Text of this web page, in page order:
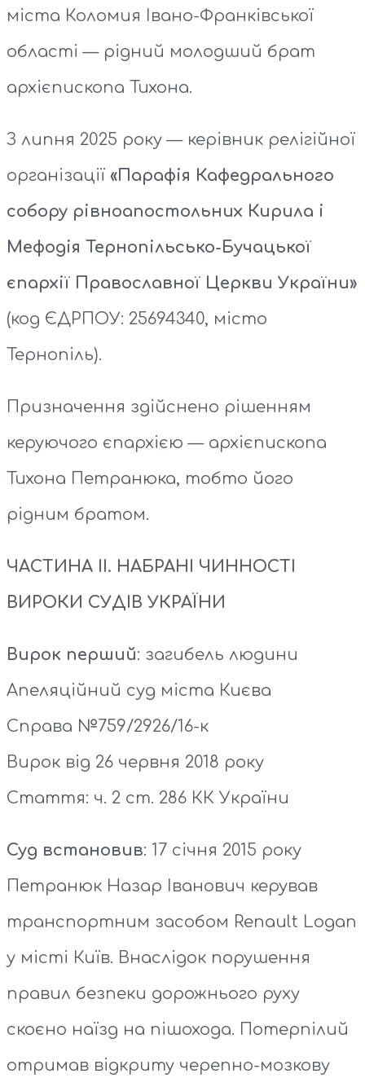
міста Коломия Івано-Франківської
області — рідний молодший брат
архієпископа Тихона.
З липня 2025 року — керівник релігійної
організації «Парафія Кафедрального
собору рівноапостольних Кирила і
Мефодія Тернопільсько-Бучацької
єпархії Православної Церкви України»
(код ЄДРПОУ: 25694340, місто
Тернопіль).
Призначення здійснено рішенням
керуючого єпархією — архієпископа
Тихона Петранюка, тобто його
рідним братом.
ЧАСТИНА ІІ. НАБРАНІ ЧИННОСТІ
ВИРОКИ СУДІВ УКРАЇНИ
Вирок перший: загибель людини
Апеляційний суд міста Києва
Справа №759/2926/16-к
Вирок від 26 червня 2018 року
Стаття: ч. 2 ст. 286 КК України
Суд встановив: 17 січня 2015 року
Петранюк Назар Іванович керував
транспортним засобом Renault Logan
у місті Київ. Внаслідок порушення
правил безпеки дорожнього руху
скоєно наїзд на пішохода. Потерпілий
отримав відкриту черепно-мозкову